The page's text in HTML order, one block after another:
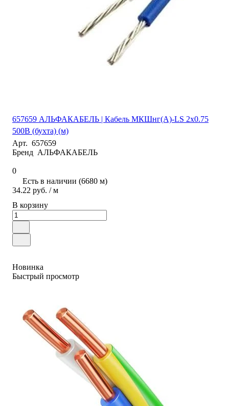
657659 АЛЬФАКАБЕЛЬ | Кабель МКШнг(А)-LS 2х0.75
500В (бухта) (м)
Арт. 657659
Бренд АЛЬФАКАБЕЛЬ
0
Есть в наличии (6680 м)
34.22 руб. / м
В корзину
Новинка
Быстрый просмотр